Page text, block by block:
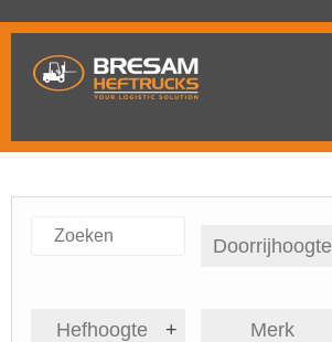
Doorrijhoogte
Hefhoogte + Merk